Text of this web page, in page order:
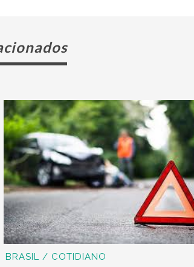
BRASIL / COTIDIANO